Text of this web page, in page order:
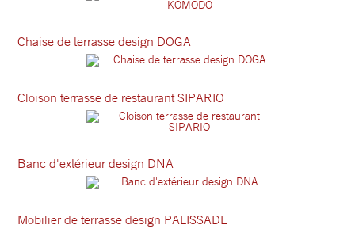
Chaise de terrasse design DOGA
Cloison terrasse de restaurant SIPARIO
Banc d'extérieur design DNA
Mobilier de terrasse design PALISSADE